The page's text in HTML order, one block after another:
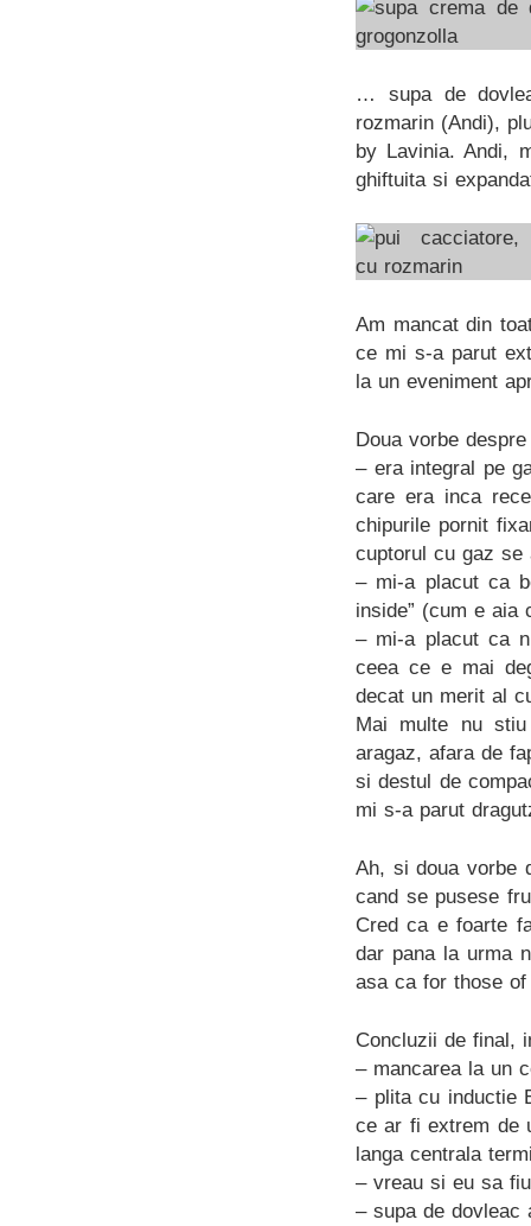
… supa de
rozmarin (Andi),
by Lavinia. Andi,
ghiftuita si
Am mancat din
ce mi s-a parut
la un eveniment
Doua vorbe
– era integral pe
care era inca
chipurile pornit
cuptorul cu gaz se
– mi-a placut ca
inside” (cum e aia
– mi-a placut ca
ceea ce e mai
decat un merit al
Mai multe nu
aragaz, afara de
si destul de
mi s-a parut
Ah, si doua vorbe
cand se pusese
Cred ca e foarte
dar pana la urma
asa ca for those
Concluzii de final,
– mancarea la un
– plita cu inductie
ce ar fi extrem de
langa centrala
– vreau si eu sa
– supa de dovleac